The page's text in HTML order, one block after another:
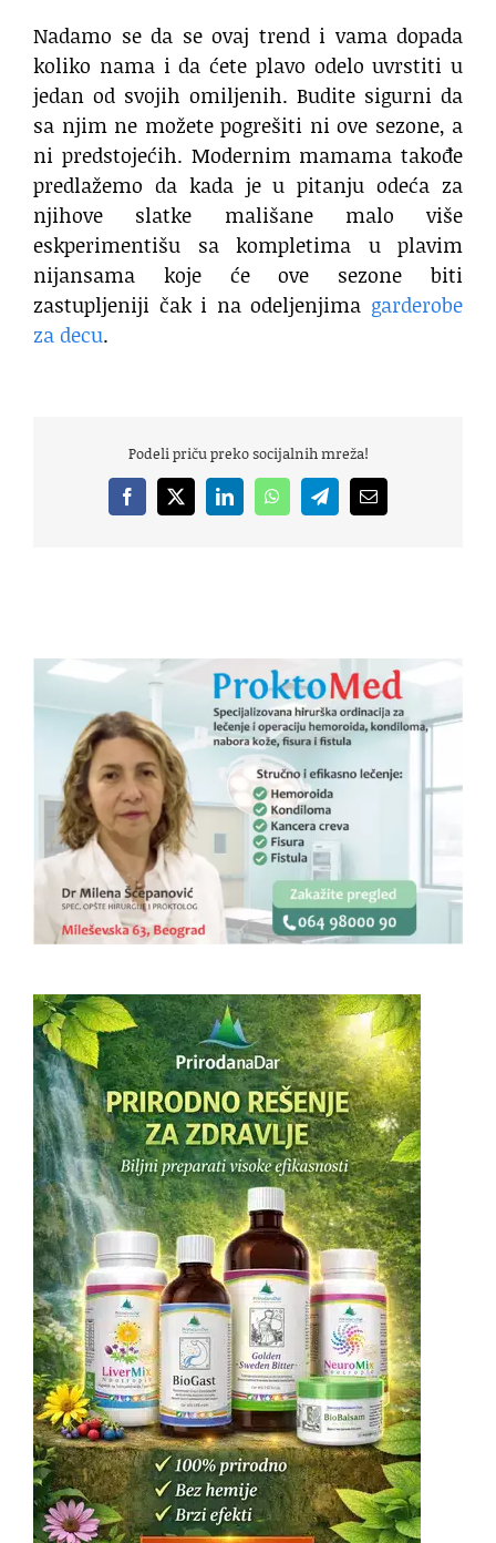
Nadamo se da se ovaj trend i vama dopada
koliko nama i da ćete plavo odelo uvrstiti u
jedan od svojih omiljenih. Budite sigurni da
sa njim ne možete pogrešiti ni ove sezone, a
ni predstojećih. Modernim mamama takođe
predlažemo da kada je u pitanju odeća za
njihove slatke mališane malo više
eskperimentišu sa kompletima u plavim
nijansama koje će ove sezone biti
zastupljeniji čak i na odeljenjima garderobe
za decu.
Podeli priču preko socijalnih mreža!
Facebook
X LinkedInWhatsAppTelegramEmail